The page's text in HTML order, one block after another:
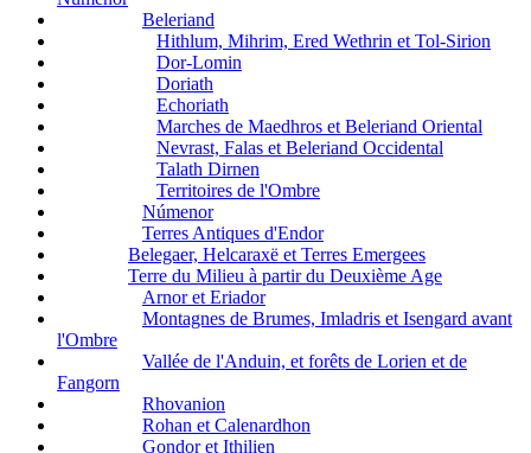
Beleriand
Hithlum, Mihrim, Ered Wethrin et Tol-Sirion
Dor-Lomin
Doriath
Echoriath
Marches de Maedhros et Beleriand Oriental
Nevrast, Falas et Beleriand Occidental
Talath Dirnen
Territoires de l'Ombre
Númenor
Terres Antiques d'Endor
Belegaer, Helcaraxë et Terres Emergees
Terre du Milieu à partir du Deuxième Age
Arnor et Eriador
Montagnes de Brumes, Imladris et Isengard avant
l'Ombre
Vallée de l'Anduin, et forêts de Lorien et de
Fangorn
Rhovanion
Rohan et Calenardhon
Gondor et Ithilien